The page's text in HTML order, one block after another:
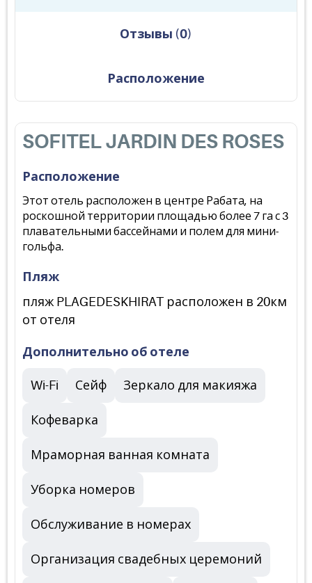
Отзывы (0)
Расположение
SOFITEL JARDIN DES ROSES
Расположение
Этот отель расположен в центре Рабата, на
роскошной территории площадью более 7 га с 3
плавательными бассейнами и полем для мини-
гольфа.
Пляж
пляж PLAGEDESKHIRAT расположен в 20км
от отеля
Дополнительно об отеле
Wi-Fi Сейф Зеркало для макияжа
Кофеварка
Мраморная ванная комната
Уборка номеров
Обслуживание в номерах
Организация свадебных церемоний